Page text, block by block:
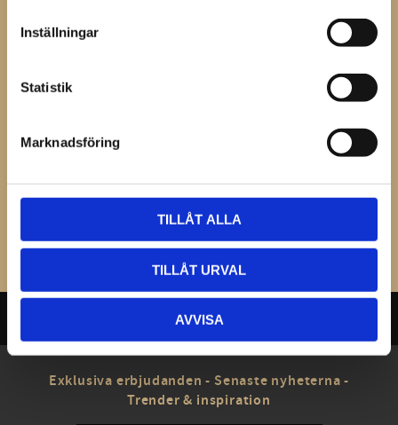
Inställningar
Statistik
Marknadsföring
TILLÅT ALLA
TILLÅT URVAL
AVVISA
Omdömen
Bli den första att lämna ett omdöme.
Exklusiva erbjudanden - Senaste nyheterna -
Trender & inspiration